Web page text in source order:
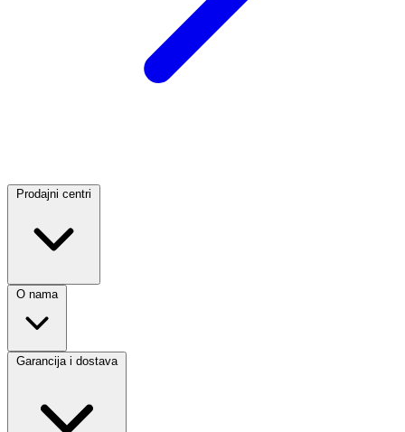
Prodajni centri
O nama
Garancija i dostava